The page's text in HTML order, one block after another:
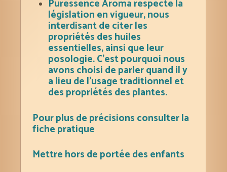
Puressence Aroma respecte la
législation en vigueur, nous
interdisant de citer les
propriétés des huiles
essentielles, ainsi que leur
posologie. C’est pourquoi nous
avons choisi de parler quand il y
a lieu de l’usage traditionnel et
des propriétés des plantes.
Pour plus de précisions consulter la
fiche pratique
Mettre hors de portée des enfants